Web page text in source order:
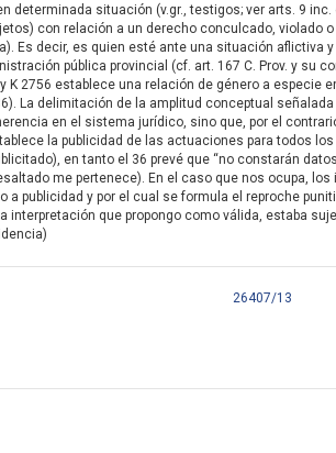
situación (v.gr., testigos; ver arts. 9 inc.
con relación a un derecho conculcado, violado
Es decir, es quien esté ante una situación aflictiva
pública provincial (cf. art. 167 C. Prov. y su
2756 establece una relación de género a especie
La delimitación de la amplitud conceptual
en el sistema jurídico, sino que, por el
la publicidad de las actuaciones para todos
en tanto el 36 prevé que “no constarán
me pertenece). En el caso que nos ocupa,
publicidad y por el cual se formula el reproche
que propongo como válida, estaba
26407/13